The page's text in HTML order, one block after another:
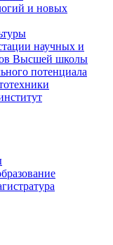
и новых
научных и
Высшей школы
потенциала